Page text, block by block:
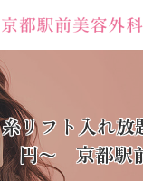
糸リフト入れ
円〜 京都駅